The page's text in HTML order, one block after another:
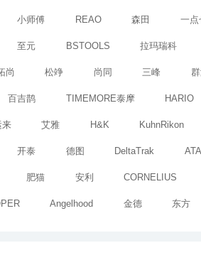
小师傅 REAO 森田 一点
至元 BSTOOLS 拉玛瑞科
尚 松竫 尚同 三峰
百吉鹊 TIMEMORE泰摩 HARIO
来 艾雅 H&K KuhnRikon
开泰 德图 DeltaTrak
肥猫 安利 CORNELIUS
Angelhood 金德 东方